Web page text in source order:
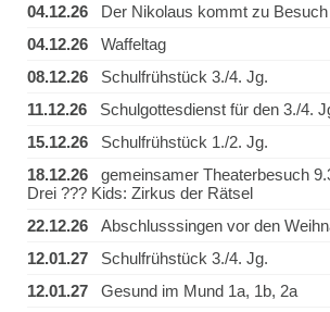
04.12.26 Der Nikolaus kommt zu Besuch
04.12.26 Waffeltag
08.12.26 Schulfrühstück 3./4. Jg.
11.12.26 Schulgottesdienst für den 3./4.
15.12.26 Schulfrühstück 1./2. Jg.
18.12.26 gemeinsamer Theaterbesuch
Drei ??? Kids: Zirkus der Rätsel
22.12.26 Abschlusssingen vor den
12.01.27 Schulfrühstück 3./4. Jg.
12.01.27 Gesund im Mund 1a, 1b, 2a